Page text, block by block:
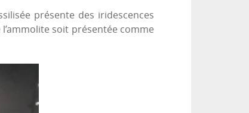
présente des iridescences
soit présentée comme